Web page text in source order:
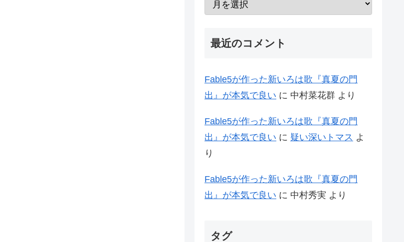
最近のコメント
Fable5が作った新いろは歌『真夏の門
出』が本気で良い に 中村菜花群 より
Fable5が作った新いろは歌『真夏の門
出』が本気で良い に 疑い深いトマス よ
り
Fable5が作った新いろは歌『真夏の門
出』が本気で良い に 中村秀実 より
タグ